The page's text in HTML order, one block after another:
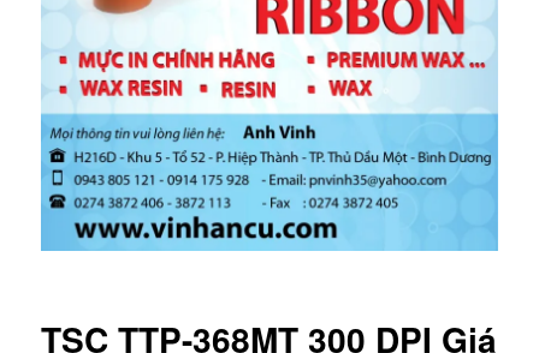
TSC TTP-368MT 300 DPI Giá